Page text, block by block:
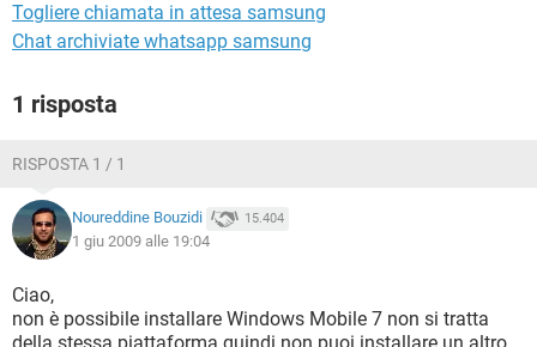
Togliere chiamata in attesa samsung
Chat archiviate whatsapp samsung
1 risposta
RISPOSTA 1 / 1
Noureddine Bouzidi 15.404
1 giu 2009 alle 19:04
Ciao,
non è possibile installare Windows Mobile 7 non si tratta